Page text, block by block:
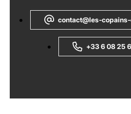
contact@les-
+33 6 08 25